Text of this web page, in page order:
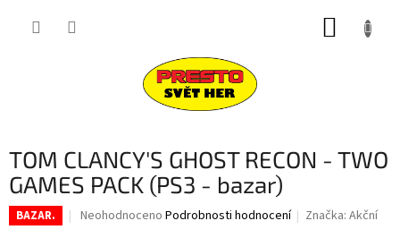
TOM CLANCY'S GHOST RECON - TWO
GAMES PACK (PS3 - bazar)
BAZAR.
Průměrné
Neohodnoceno Podrobnosti hodnocení Značka:Akční